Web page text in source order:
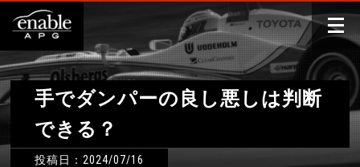
手でダンパーの良し悪しは判断
できる？
投稿日：2024/07/16